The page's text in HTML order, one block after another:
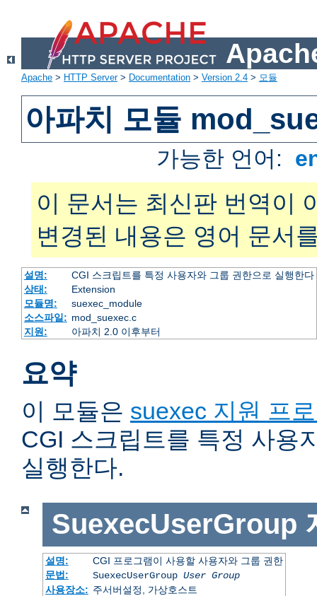
Apache > HTTP Server> Documentation > Version 2.4 > 모듈
아파치 모듈
가능한 언어:
이 문서는 최신판 번역이
변경된 내용은 영어 문서
설명:
CGI 스크립트를 특정 사용자와 그룹 권한으로 실행한다
상태:
Extension
모듈명:
suexec_module
소스파일: mod_suexec.c
지원:
아파치 2.0 이후부터
요약
이 모듈은 suexec 지원 프
CGI 스크립트를 특정 사용
실행한다.
SuexecUserGroup
설명:
CGI 프로그램이 사용할 사용자와 그룹 권한
문법:
SuexecUserGroup User Group
사용장소: 주서버설정, 가상호스트